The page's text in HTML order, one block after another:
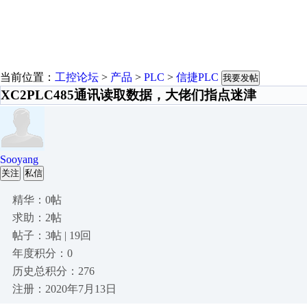
当前位置： 工控论坛 > 产品 > PLC > 信捷PLC 我要发帖
XC2PLC485通讯读取数据，大佬们指点迷津
Sooyang
关注 私信
精华：0帖
求助：2帖
帖子：3帖 | 19回
年度积分：0
历史总积分：276
注册：2020年7月13日